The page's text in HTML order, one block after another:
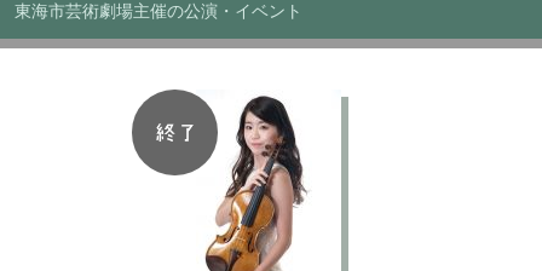
東海市芸術劇場主催の公演・イベント